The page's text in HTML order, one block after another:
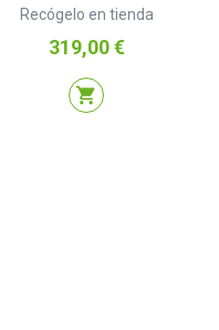
Recógelo en tienda
Precio
319,00 €
shopping_cart